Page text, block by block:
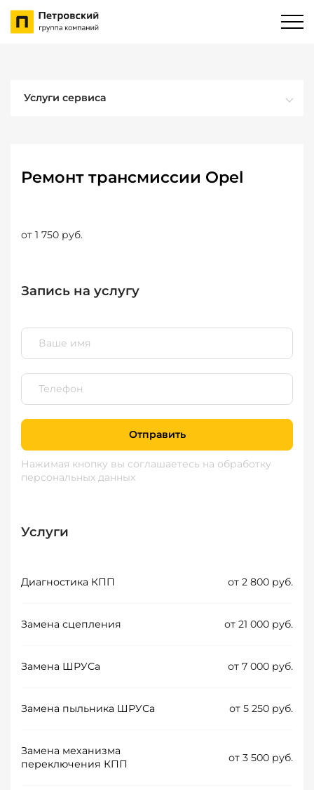
Услуги сервиса
Ремонт трансмиссии Opel
от 1 750 руб.
Запись на услугу
Отправить
Нажимая кнопку вы соглашаетесь на обработку
персональных данных
Услуги
Диагностика КПП от 2 800 руб.
Замена сцепления от 21 000 руб.
Замена ШРУСа от 7 000 руб.
Замена пыльника ШРУСа от 5 250 руб.
Замена механизма
переключения КПП
от 3 500 руб.